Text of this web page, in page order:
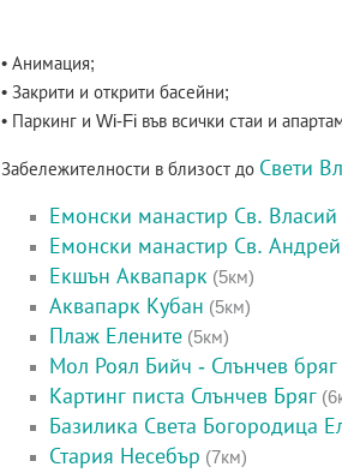
• Анимация;
• Закрити и открити басейни;
• Паркинг и Wi-Fi във всички стаи и
Забележителности в близост до Свети
Емонски манастир Св. Власий
Емонски манастир Св. Андрей
Екшън Аквапарк (5км)
Аквапарк Кубан (5км)
Плаж Елените (5км)
Мол Роял Бийч - Слънчев бряг
Картинг писта Слънчев Бряг
Базилика Света Богородица
Стария Несебър (7км)